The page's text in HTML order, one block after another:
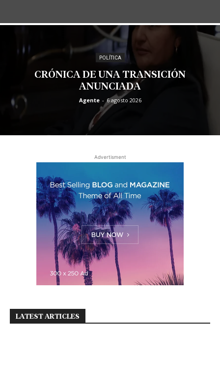
POLÍTICA
CRÓNICA DE UNA TRANSICIÓN
ANUNCIADA
Agente - 6 agosto 2026
Advertisment
LATEST ARTICLES